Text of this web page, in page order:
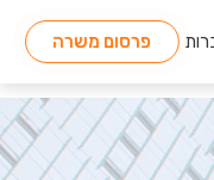
פרסום משרה